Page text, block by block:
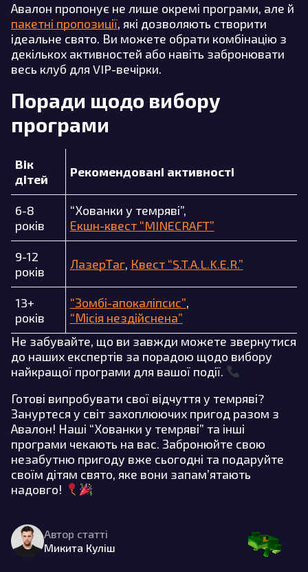
Авалон пропонує не лише окремі програми, але й
пакетні пропозиції, які дозволяють створити
ідеальне свято. Ви можете обрати комбінацію з
декількох активностей або навіть забронювати
весь клуб для VIP-вечірки.
Поради щодо вибору
програми
Вік
дітей
Рекомендовані активності
6-8
років
“Хованки у темряві”,
Екшн-квест “MINECRAFT”
9-12
років
ЛазерТаг, Квест “S.T.A.L.K.E.R.”
13+
років
“Зомбі-апокаліпсис”,
“Місія нездійснена”
Не забувайте, що ви завжди можете звернутися
до наших експертів за порадою щодо вибору
найкращої програми для вашої події.
Готові випробувати свої відчуття у темряві?
Зануртеся у світ захоплюючих пригод разом з
Авалон! Наші “Хованки у темряві” та інші
програми чекають на вас. Забронюйте свою
незабутню пригоду вже сьогодні та подаруйте
своїм дітям свято, яке вони запам’ятають
надовго!
Автор статті
Микита Куліш